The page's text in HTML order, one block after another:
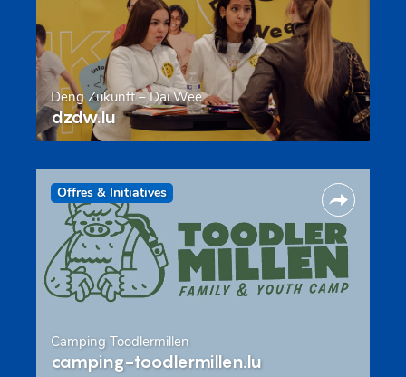
Deng Zukunft – Däi Wee
dzdw.lu
Offres & Initiatives
Camping Toodlermillen
camping-toodlermillen.lu